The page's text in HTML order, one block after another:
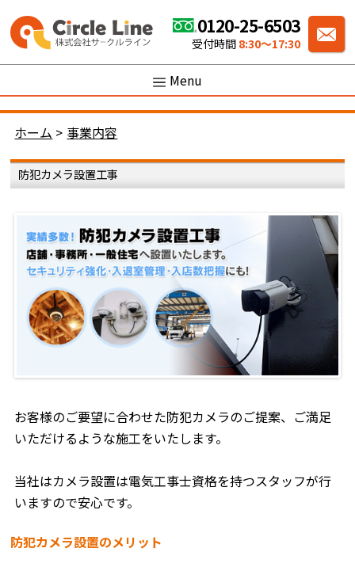
0120-25-6503
受付時間 8:30〜17:30
Menu
ホーム > 事業内容
防犯カメラ設置工事
お客様のご要望に合わせた防犯カメラのご提案、ご満足
いただけるような施工をいたします。
当社はカメラ設置は電気工事士資格を持つスタッフが行
いますので安心です。
防犯カメラ設置のメリット